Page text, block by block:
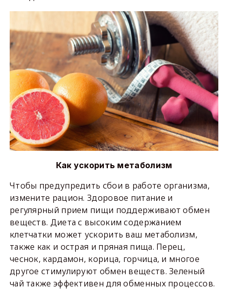
Как ускорить метаболизм
Чтобы предупредить сбои в работе организма,
измените рацион. Здоровое питание и
регулярный прием пищи поддерживают обмен
веществ. Диета с высоким содержанием
клетчатки может ускорить ваш метаболизм,
также как и острая и пряная пища. Перец,
чеснок, кардамон, корица, горчица, и многое
другое стимулируют обмен веществ. Зеленый
чай также эффективен для обменных процессов.